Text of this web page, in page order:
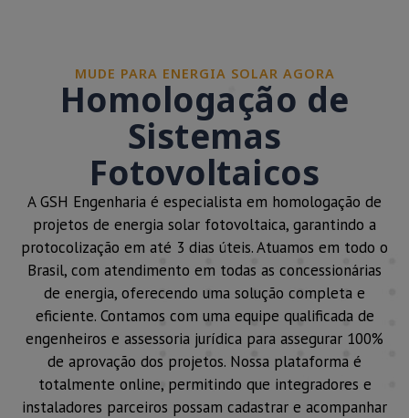
MUDE PARA ENERGIA SOLAR AGORA
Homologação de
Sistemas
Fotovoltaicos
A GSH Engenharia é especialista em homologação de
projetos de energia solar fotovoltaica, garantindo a
protocolização em até 3 dias úteis. Atuamos em todo o
Brasil, com atendimento em todas as concessionárias
de energia, oferecendo uma solução completa e
eficiente. Contamos com uma equipe qualificada de
engenheiros e assessoria jurídica para assegurar 100%
de aprovação dos projetos. Nossa plataforma é
totalmente online, permitindo que integradores e
instaladores parceiros possam cadastrar e acompanhar